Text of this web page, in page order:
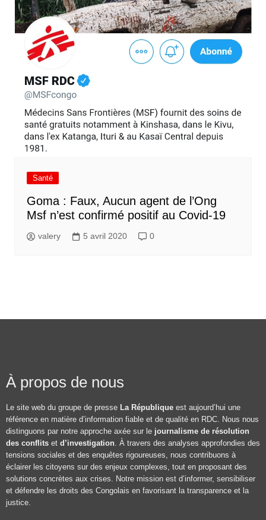
Santé
Goma : Faux, Aucun agent de l’Ong
Msf n’est confirmé positif au Covid-19
valery 5 avril 2020 0
À propos de nous
Le site web du groupe de presse La République est aujourd’hui une
référence en matière d’information fiable et de qualité en RDC. Nous nous
distinguons par notre approche axée sur le journalisme de résolution
des conflits et d’investigation . À travers des analyses approfondies des
tensions sociales et des enquêtes rigoureuses, nous contribuons à
éclairer les citoyens sur des enjeux complexes, tout en proposant des
solutions concrètes aux crises. Notre mission est d’informer, sensibiliser
et défendre les droits des Congolais en favorisant la transparence et la
justice.